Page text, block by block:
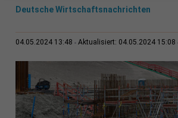
Deutsche Wirtschaftsnachrichten
04.05.2024 13:48 Aktualisiert: 04.05.2024 15:08